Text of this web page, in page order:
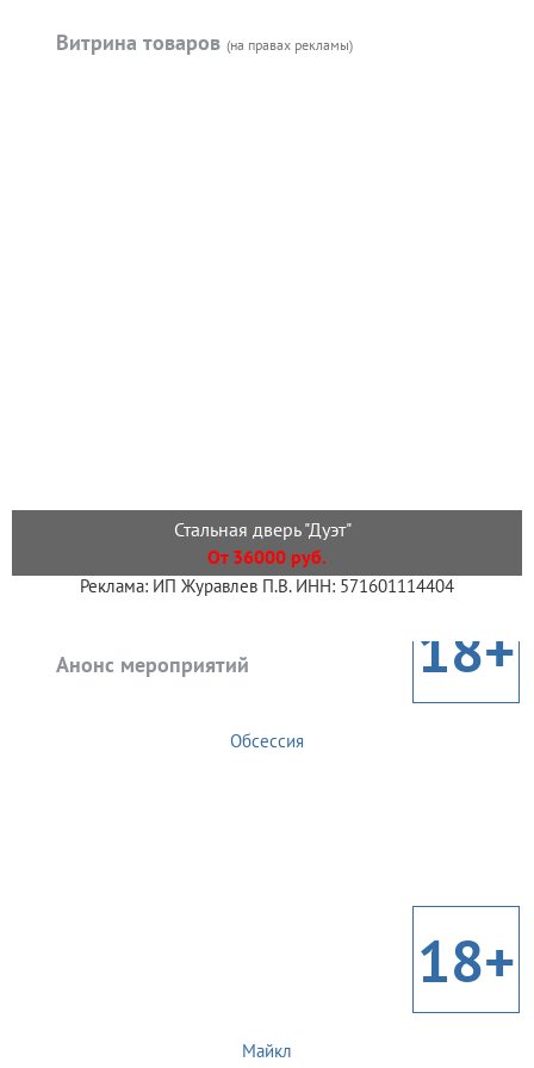
Витрина товаров (на правах рекламы)
Стальная дверь "Дуэт"
От 36000 руб.
Реклама: ИП Журавлев П.В. ИНН: 571601114404
Анонс мероприятий 18+
Обсессия
18+
Майкл